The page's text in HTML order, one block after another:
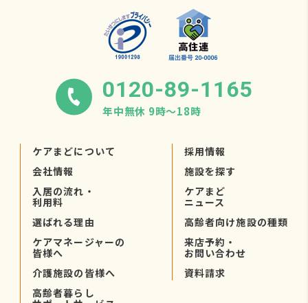
0120-89-1165
年中無休 9時〜18時
ケアまどについて
会社情報
入居の流れ・
利用料
選ばれる理由
ケアマネージャーの
皆様へ
介護施設の皆様へ
高齢者暮らし
採用情報
施設を探す
ケアまど
ニュース
高齢者向け施設の種類
来店予約・
お問い合わせ
資料請求